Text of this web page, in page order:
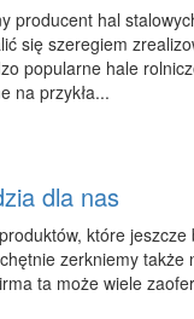
producent hal
się szeregiem
popularne hale
na przykła...
dla nas
które
zerkniemy także
ta może wiele